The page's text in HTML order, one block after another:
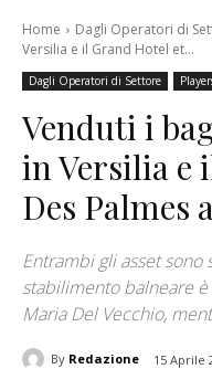
Home Dagli Operatori di
Versilia e il Grand Hotel et...
Dagli Operatori di Settore
Venduti i
in Versilia e
Des Palmes
Entrambi gli asset sono
stabilimento balneare
Maria Del Vecchio,
By Redazione 15 Aprile